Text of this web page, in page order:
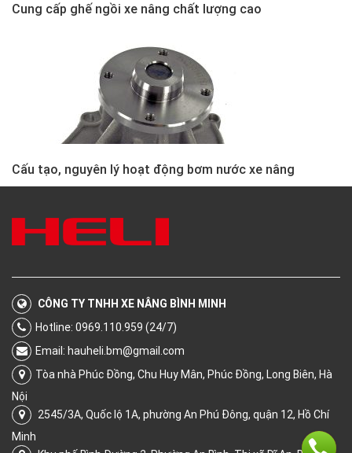
Cung cấp ghế ngồi xe nâng chất lượng cao
Cấu tạo, nguyên lý hoạt động bơm nước xe nâng
CÔNG TY TNHH XE NÂNG BÌNH MINH
Hotline: 0969.110.959 (24/7)
Email: hauheli.bm@gmail.com
Tòa nhà Phúc Đồng, Chu Huy Mân, Phúc Đồng, Long Biên, Hà
Nội
2545/3A, Quốc lộ 1A, phường An Phú Đông, quận 12, Hồ Chí
Minh